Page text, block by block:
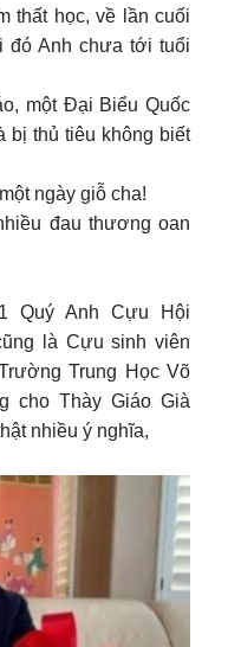
thất học, về lần cuối
đó Anh chưa tới tuổi
một Đại Biểu Quốc
bị thủ tiêu không biết
ngày giỗ cha!
đau thương oan
Quý Anh Cựu Hội
là Cựu sinh viên
Trung Học Võ
cho Thày Giáo Già
nhiều ý nghĩa,